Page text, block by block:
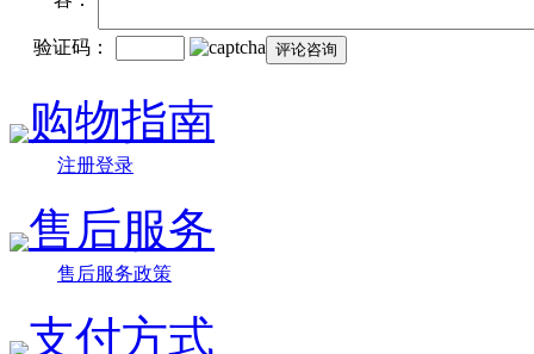
验证码：
购物指南
注册登录
售后服务
售后服务政策
支付方式